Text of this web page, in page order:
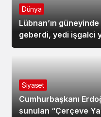
Dünya
Lübnan’ın
geberdi, yedi işgalci
Siyaset
Cumhurbaşkanı
sunulan “Çerçeve